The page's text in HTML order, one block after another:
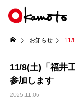
お知らせ 11/
11/8(土)「福井
参加します
2025.11.06